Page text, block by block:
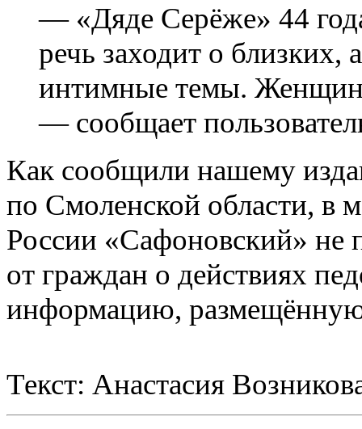
— «Дяде Серёже» 44
речь заходит о близких,
интимные темы.
— сообщает
Как сообщили нашему
по Смоленской области,
России «Сафоновский» не
от граждан о действиях
информацию,
Текст: Анастасия